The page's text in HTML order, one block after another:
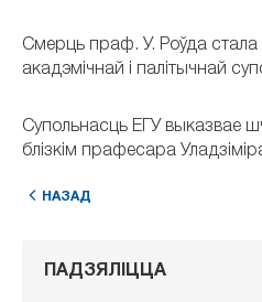
Смерць праф. У. Роўда стала
акадэмічнай і палітычнай
Супольнасць ЕГУ выказвае
блізкім прафесара
НАЗАД
ПАДЗЯЛІЦЦА